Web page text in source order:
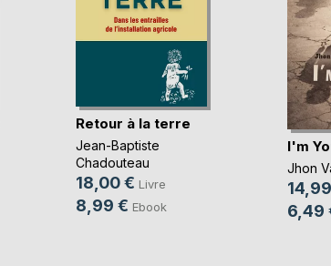
Retour à la terre
Jean-Baptiste
Chadouteau
18,00 € Livre
8,99 € Ebook
I'm
Jhon
6,49